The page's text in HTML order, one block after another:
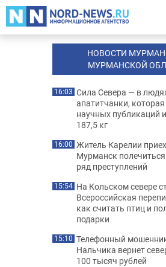
НОВОСТИ
МУРМАНСКОЙ
16:03 Сила Севера — в
апатитчанки,
научных публикаций
187,5 кг
16:00 Житель Карелии
Мурманск
ряд преступлений
15:54 На Кольском севере
Всероссийская
как считать птиц и
подарки
15:10 Телефонный
Нальчика вернет
100 тысяч рублей